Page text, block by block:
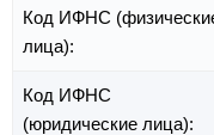
Код ИФНС
лица):
Код ИФНС
(юридические лица):